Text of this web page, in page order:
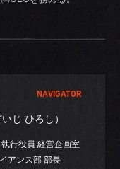
NAVIGATOR
じ ひろし）
執行役員 経営企画室
アンス部 部長